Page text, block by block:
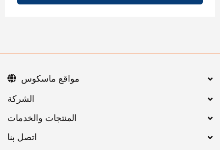
اتصل بنا
مواقع ماسكوس